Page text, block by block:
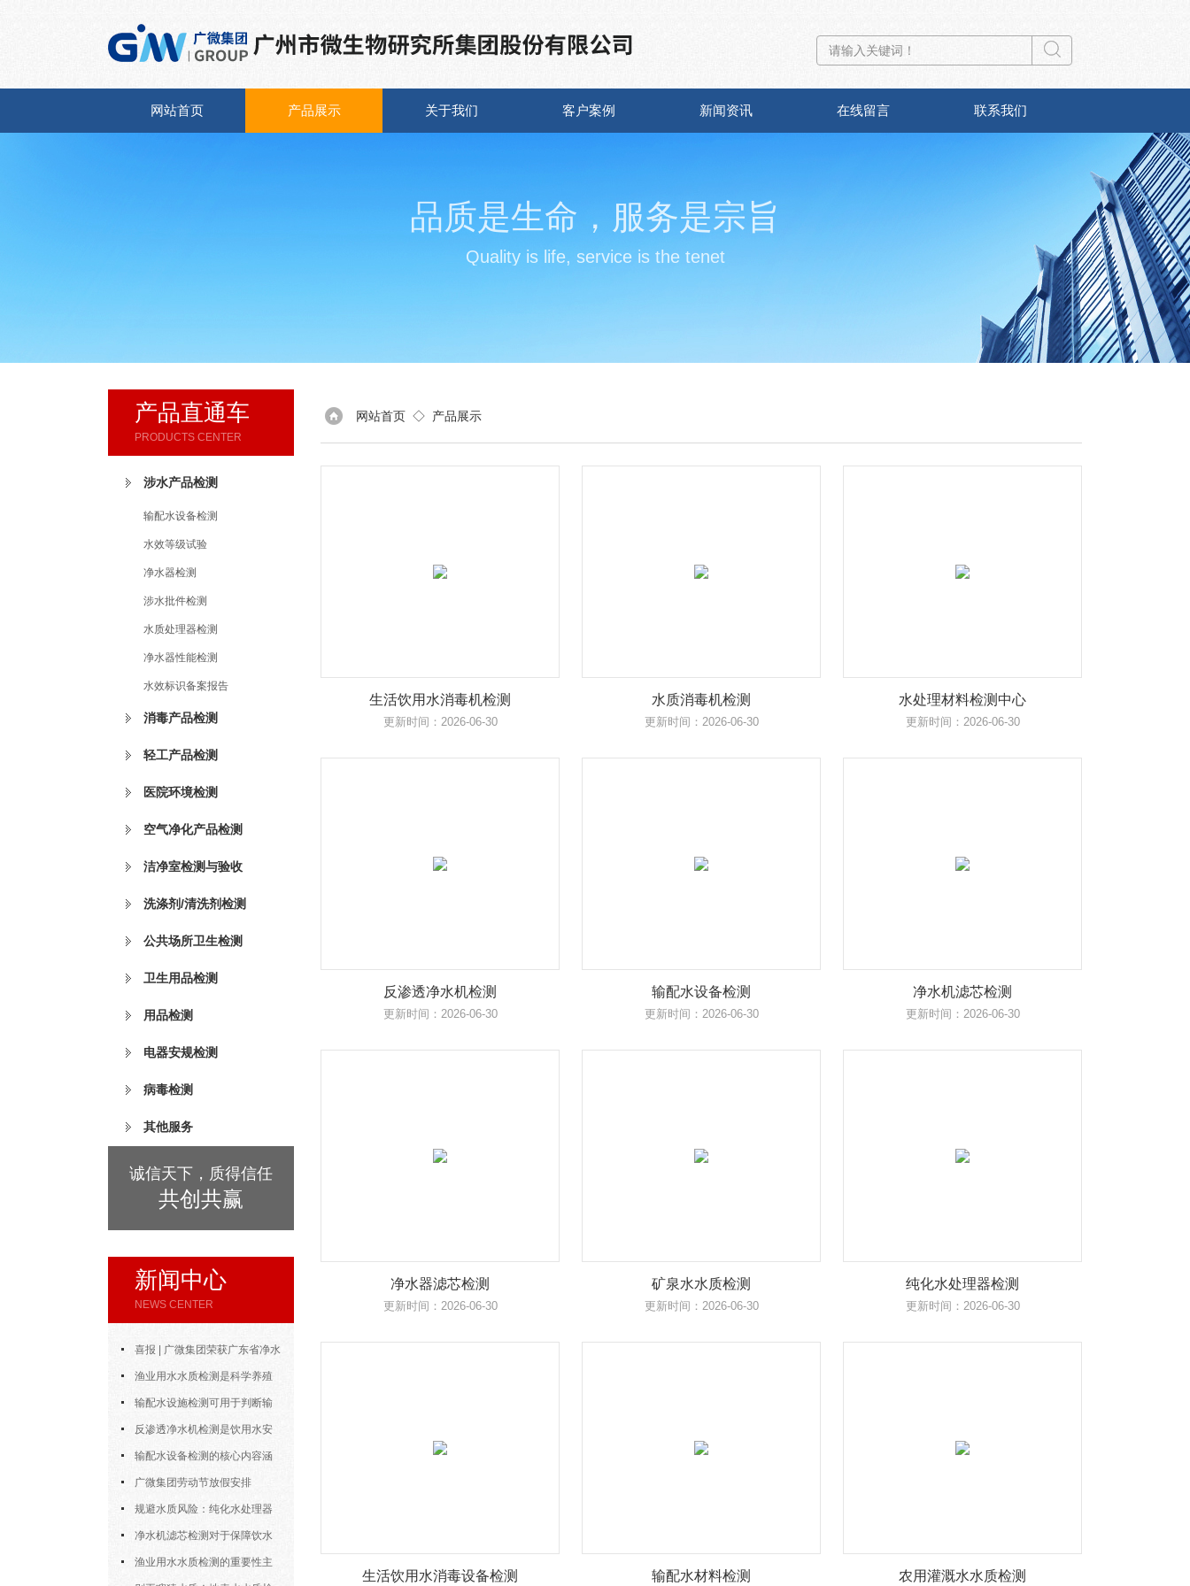
网站首页 产品展示 关于我们 客户案例 新闻资讯 在线留言 联系我们
品质是生命，服务是宗旨
Quality is life, service is the tenet
产品直通车
PRODUCTS CENTER
涉水产品检测
输配水设备检测
水效等级试验
净水器检测
涉水批件检测
水质处理器检测
净水器性能检测
水效标识备案报告
消毒产品检测
轻工产品检测
医院环境检测
空气净化产品检测
洁净室检测与验收
洗涤剂/清洗剂检测
公共场所卫生检测
卫生用品检测
用品检测
电器安规检测
病毒检测
其他服务
诚信天下，质得信任
共创共赢
新闻中心
NEWS CENTER
喜报 | 广微集团荣获广东省净水
设备协会“优秀会员企业”称号
渔业用水水质检测是科学养殖
中的重要工具
输配水设施检测可用于判断输
水设施能否安全、稳定地完成供水
任务
反渗透净水机检测是饮用水安
全体系中的重要一环
输配水设备检测的核心内容涵
盖了多个方面
广微集团劳动节放假安排
规避水质风险：纯化水处理器
检测的核心环节与细节把控
净水机滤芯检测对于保障饮水
安全具有重要意义
渔业用水水质检测的重要性主
网站首页 ◇ 产品展示
生活饮用水消毒机检测
更新时间：2026-06-30
水质消毒机检测
更新时间：2026-06-30
水处理材料检测中心
更新时间：2026-06-30
反渗透净水机检测
更新时间：2026-06-30
输配水设备检测
更新时间：2026-06-30
净水机滤芯检测
更新时间：2026-06-30
净水器滤芯检测
更新时间：2026-06-30
矿泉水水质检测
更新时间：2026-06-30
纯化水处理器检测
更新时间：2026-06-30
生活饮用水消毒设备检测 输配水材料检测 农用灌溉水水质检测